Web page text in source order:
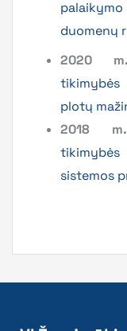
duomenų
2020 m.
plotų
2018 m.
sistemos